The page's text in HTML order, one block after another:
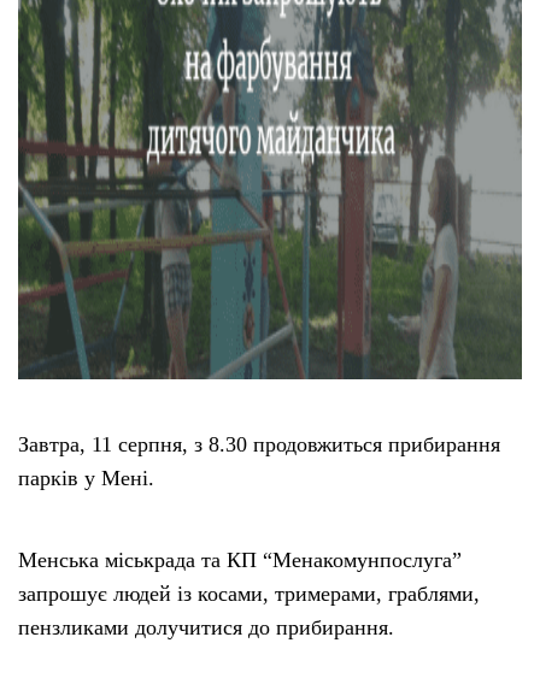
Завтра, 11 серпня, з 8.30 продовжиться прибирання
парків у Мені.
Менська міськрада та КП “Менакомунпослуга”
запрошує людей із косами, тримерами, граблями,
пензликами долучитися до прибирання.